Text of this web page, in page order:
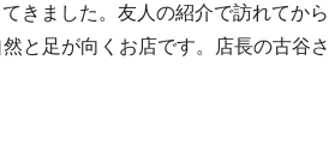
きました。友人の紹介で訪れてか
と足が向くお店です。店長の古谷